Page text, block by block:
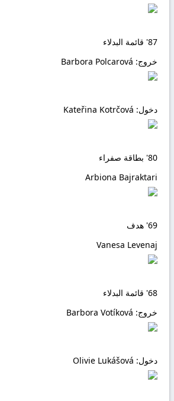
87' قائمة البدلاء
خروج:
دخول:
80' بطاقة صفراء
Arbiona Bajraktari
69' هدف
Vanesa Levenaj
68' قائمة البدلاء
خروج:
دخول: